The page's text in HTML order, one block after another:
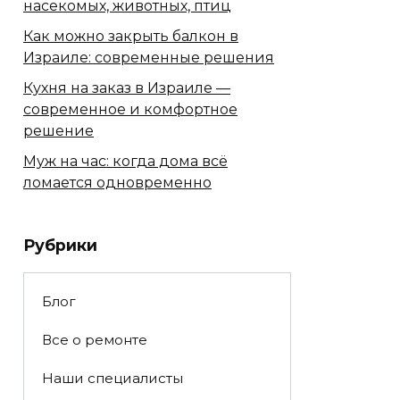
насекомых, животных, птиц
Как можно закрыть балкон в
Израиле: современные решения
Кухня на заказ в Израиле —
современное и комфортное
решение
Муж на час: когда дома всё
ломается одновременно
Рубрики
Блог
Все о ремонте
Наши специалисты